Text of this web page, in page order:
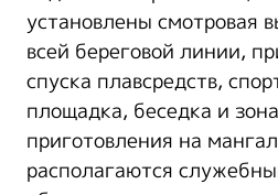
установлены смотровая
всей береговой линии,
спуска плавсредств,
площадка, беседка и
приготовления на
располагаются